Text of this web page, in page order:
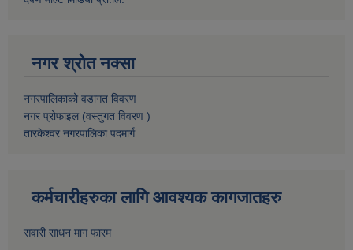
नगर श्रोत नक्सा
नगरपालिकाको वडागत विवरण
नगर प्रोफाइल (वस्तुगत विवरण )
तारकेश्वर नगरपालिका पदमार्ग
कर्मचारीहरुका लागि आवश्यक कागजातहरु
सवारी साधन माग फारम